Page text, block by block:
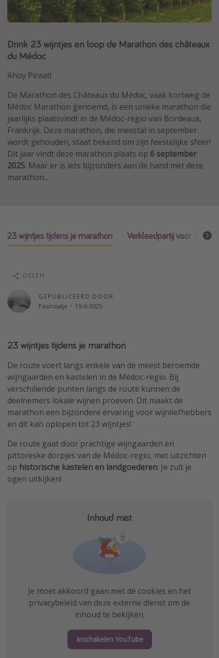
Thailand
Malta
Madeira
Egypte
Bali
Type vakantie
Overzicht
Weekendje weg
Autoverhuur
Single reizen
Zonvakanties
Meer onderwerpen
Reisblog
25 beste pretparken
Center Parcs
Disneyland Parijs
Strandvakantie in Italië
Strandvakantie in Nederland
Drink 23 wijntjes en loop de Marathon des châteaux
du Médoc
Ahoy Piraat!
De Marathon des Châteaux du Médoc, vaak kortweg de
Médoc Marathon genoemd, is een unieke marathon die
jaarlijks plaatsvindt in de Médoc-regio van Bordeaux,
Frankrijk. Deze marathon, die meestal in september
wordt gehouden, staat bekend om zijn feestelijke sfeer!
Dit jaar vindt deze marathon plaats op 6 september
2025. Maar er is iets bijzonders aan de hand met deze
marathon...
23 wijntjes tijdens je marathon Verkleedpartij voor de
GEPUBLICEERD DOOR
Pasmaatje · 19-6-2025
DELEN
23 wijntjes tijdens je marathon
De route voert langs enkele van de meest beroemde
wijngaarden en kastelen in de Médoc-regio. Bij
verschillende punten langs de route kunnen de
deelnemers lokale wijnen proeven. Dit maakt de
marathon een bijzondere ervaring voor wijnliefhebbers
en dit kan oplopen tot 23 wijntjes!
De route gaat door prachtige wijngaarden en
pittoreske dorpjes van de Médoc-regio, met uitzichten
op historische kastelen en landgoederen. Je zult je
ogen uitkijken!
Inhoud mist
Je moet akkoord gaan met de cookies en het
privacybeleid van deze externe dienst om de
inhoud te bekijken.
Inschakelen YouTube